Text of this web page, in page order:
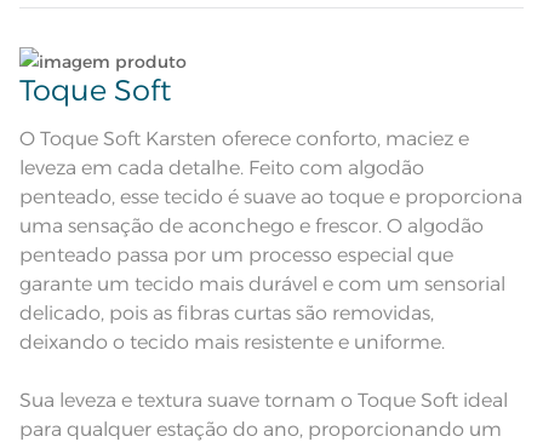
Atributos
cinza
Composição 100% Algodão
Tamanho Casal
Cor Cinza
Itens Inclusos
1 Lençol de Elástico; 1 Sobrelençol; 2
Medida
Sobrelençol: 2,20m x 2,40m; Lençol
de Elástico: 1,38m x 1,88m x 35cm;
Fronha: 50cm x 70cm
Lave tipos de tecidos distintos separadamente;
Não lave cores claras e cores escuras no mesmo
ciclo;
Lave as peças no ciclo leve, suave ou delicado de
sua lavadora;
Enxágue as peças com bastante água;
Utilize a quantidade mínima de amaciante e sabão;
Leia atentamente as instruções na etiqueta.
Toque Soft
O Toque Soft Karsten oferece conforto, maciez e
leveza em cada detalhe. Feito com algodão
penteado, esse tecido é suave ao toque e proporciona
uma sensação de aconchego e frescor. O algodão
penteado passa por um processo especial que
garante um tecido mais durável e com um sensorial
delicado, pois as fibras curtas são removidas,
deixando o tecido mais resistente e uniforme.
Sua leveza e textura suave tornam o Toque Soft ideal
para qualquer estação do ano, proporcionando um